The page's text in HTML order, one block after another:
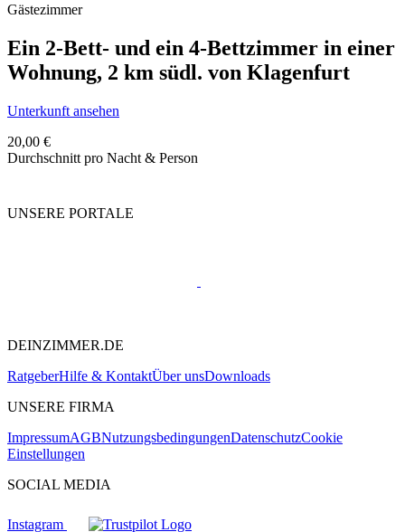
Gästezimmer
Ein 2-Bett- und ein 4-Bettzimmer in einer
Wohnung, 2 km südl. von Klagenfurt
Unterkunft ansehen
20,00 €
Durchschnitt pro Nacht & Person
UNSERE PORTALE
DEINZIMMER.DE
RatgeberHilfe & KontaktÜber unsDownloads
UNSERE FIRMA
ImpressumAGBNutzungsbedingungenDatenschutzCookie
Einstellungen
SOCIAL MEDIA
Instagram